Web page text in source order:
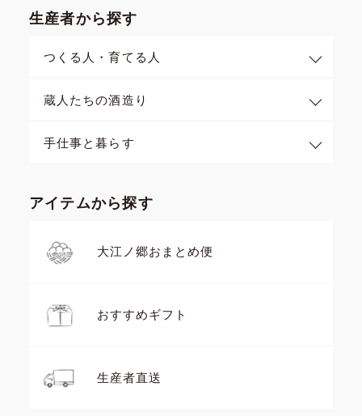
生産者から探す
つくる人・育てる人
蔵人たちの酒造り
手仕事と暮らす
アイテムから探す
大江ノ郷おまとめ便
おすすめギフト
生産者直送